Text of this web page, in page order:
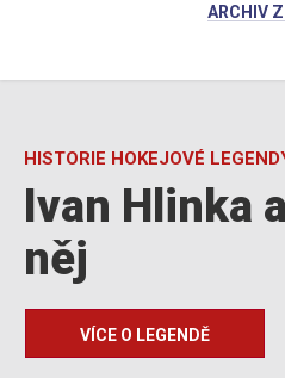
ARCHIV
HISTORIE HOKEJOVÉ
Ivan Hlinka
něj
VÍCE O LEGENDĚ